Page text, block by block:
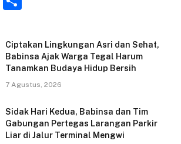
ai ar
e
Ciptakan Lingkungan Asri dan Sehat,
Babinsa Ajak Warga Tegal Harum
Tanamkan Budaya Hidup Bersih
7 Agustus, 2026
Sidak Hari Kedua, Babinsa dan Tim
Gabungan Pertegas Larangan Parkir
Liar di Jalur Terminal Mengwi